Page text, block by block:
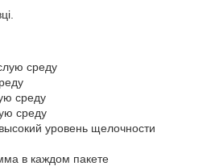
среду
среду
среду
уровень щелочности
в каждом пакете